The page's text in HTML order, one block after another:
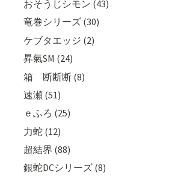
おそうじシモン (43)
竜巻シリーズ (30)
ケブタエッジ (2)
昇氣SM (24)
箱 断断断 (8)
速瀬 (51)
ｅふろ (25)
力蛇 (12)
超結界 (88)
銀蛇DCシリーズ (8)